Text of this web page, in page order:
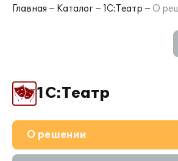
Главная Каталог 1С:Театр О
1С:Театр
О решении